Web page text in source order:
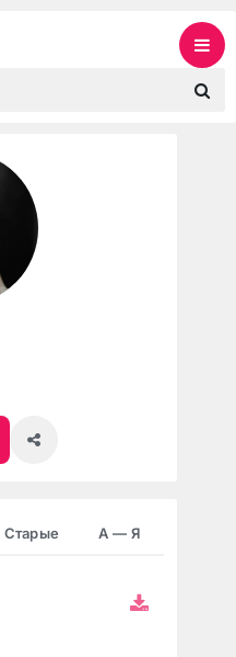
Старые А — Я